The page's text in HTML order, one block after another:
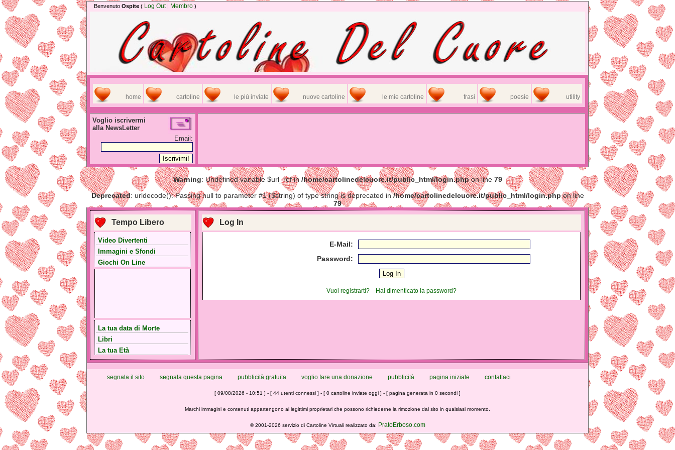
Benvenuto Ospite ( Log Out| Membro )
home cartoline le più inviate nuove cartoline le mie cartoline frasi poesie utility
Voglio iscrivermi
alla NewsLetter
Email:
Warning: Undefined variable $url_ref in /home/cartolinedelcuore.it/public_html/login.phpon line 79
Deprecated: urldecode(): Passing null to parameter #1 ($string) of type string is deprecated in/home/cartolinedelcuore.it/public_html/login.phpon line
79
Tempo Libero
Video Divertenti
Immagini e Sfondi
Giochi On Line
La tua data di Morte
Libri
La tua Età
Log In
E-Mail:
Password:
Vuoi registrarti? Hai dimenticato la password?
segnala il sito segnala questa pagina pubblicità gratuita voglio fare una donazione pubblicità pagina iniziale contattaci
[ 09/08/2026 - 10:51 ] - [ 44 utenti connessi ] - [ 0 cartoline inviate oggi ] - [ pagina generata in 0 secondi ]
Marchi immagini e contenuti appartengono ai legittimi proprietari che possono richiederne la rimozione dal sito in qualsiasi momento.
©2001-2026 servizio di Cartoline Virtuali realizzato da: PratoErboso.com